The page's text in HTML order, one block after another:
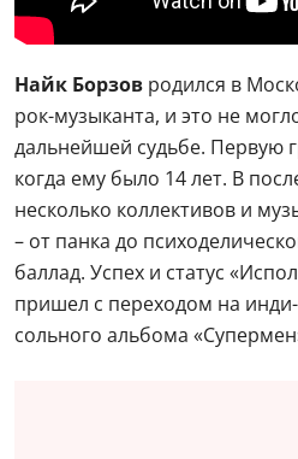
Найк Борзов родился в
рок-музыканта, и это не
дальнейшей судьбе. Первую
когда ему было 14 лет. В
несколько коллективов и
– от панка до
баллад. Успех и статус
пришел с переходом на
сольного альбома